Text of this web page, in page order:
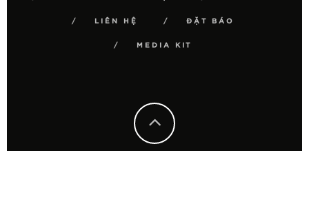
LIÊN HỆ ĐẶT BÁO
MEDIA KIT